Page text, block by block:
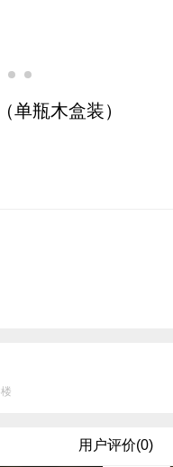
单瓶木盒装）
用户评价(0)